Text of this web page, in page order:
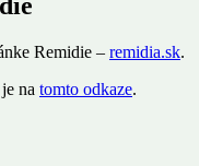
Remidie – remidia.sk.
na tomto odkaze.